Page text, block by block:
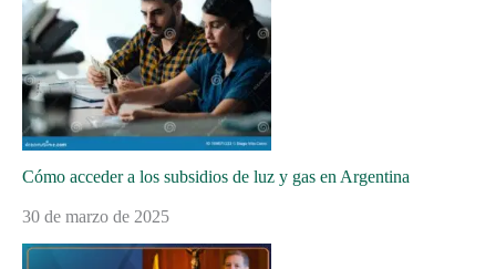
Cómo acceder a los subsidios de luz y gas en Argentina
30 de marzo de 2025